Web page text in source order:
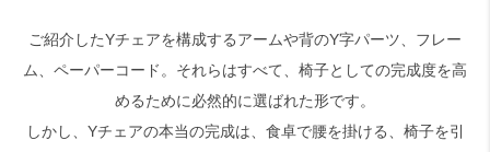
ご紹介したYチェアを構成するアームや背のY字パーツ、フレー
ム、ペーパーコード。それらはすべて、椅子としての完成度を高
めるために必然的に選ばれた形です。
しかし、Yチェアの本当の完成は、食卓で腰を掛ける、椅子を引